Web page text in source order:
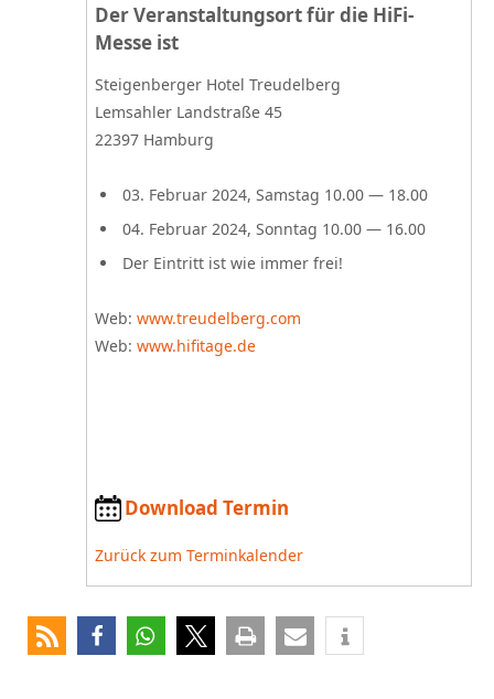
Der Veranstaltungsort für die HiFi-
Messe ist
Steigenberger Hotel Treudelberg
Lemsahler Landstraße 45
22397 Hamburg
03. Februar 2024, Samstag 10.00 — 18.00
04. Februar 2024, Sonntag 10.00 — 16.00
Der Eintritt ist wie immer frei!
Web: www.treudelberg.com
Web: www.hifitage.de
Download Termin
Zurück zum Terminkalender